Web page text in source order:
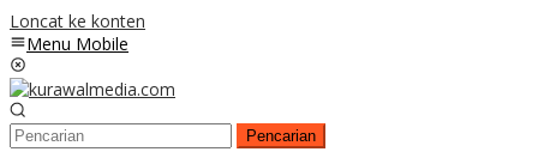
Loncat ke konten
Menu Mobile
Pencarian